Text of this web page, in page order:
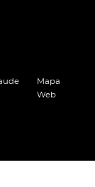
Mapa
Web